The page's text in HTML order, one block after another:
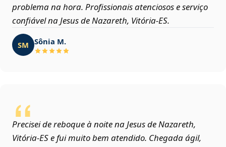
problema na hora. Profissionais atenciosos e serviço
confiável na Jesus de Nazareth, Vitória‑ES.
SM Sônia M.
Precisei de reboque à noite na Jesus de Nazareth,
Vitória‑ES e fui muito bem atendido. Chegada ágil,